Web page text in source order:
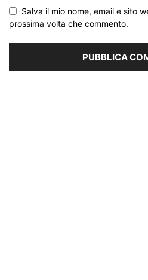
Salva il mio nome, email e sito
prossima volta che commento.